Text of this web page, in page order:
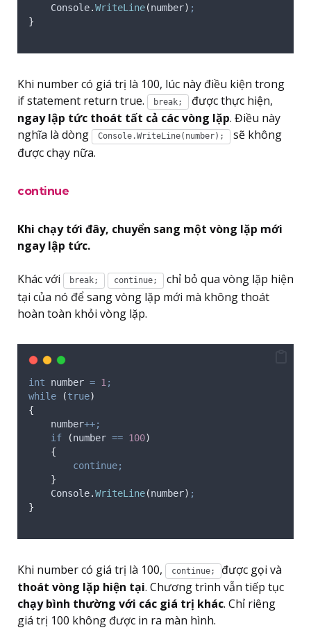
Console.WriteLine(number) ;
}
Khi number có giá trị là 100, lúc này điều kiện trong
if statement return true.
break;
được thực hiện,
ngay lập tức thoát tất cả các vòng lặp. Điều này
nghĩa là dòng
Console.WriteLine(number);
sẽ không
được chạy nữa.
continue
Khi chạy tới đây, chuyển sang một vòng lặp mới
ngay lập tức.
Khác với break; continue;
chỉ bỏ qua vòng lặp hiện
tại của nó để sang vòng lặp mới mà không thoát
hoàn toàn khỏi vòng lặp.
int number = 1 ;
while
(true)
{
number++;
if
(number == 100)
{
continue;
}
Console.WriteLine(number) ;
}
Khi number có giá trị là 100, continue;
được gọi và
thoát vòng lặp hiện tại. Chương trình vẫn tiếp tục
chạy bình thường với các giá trị khác. Chỉ riêng
giá trị 100 không được in ra màn hình.